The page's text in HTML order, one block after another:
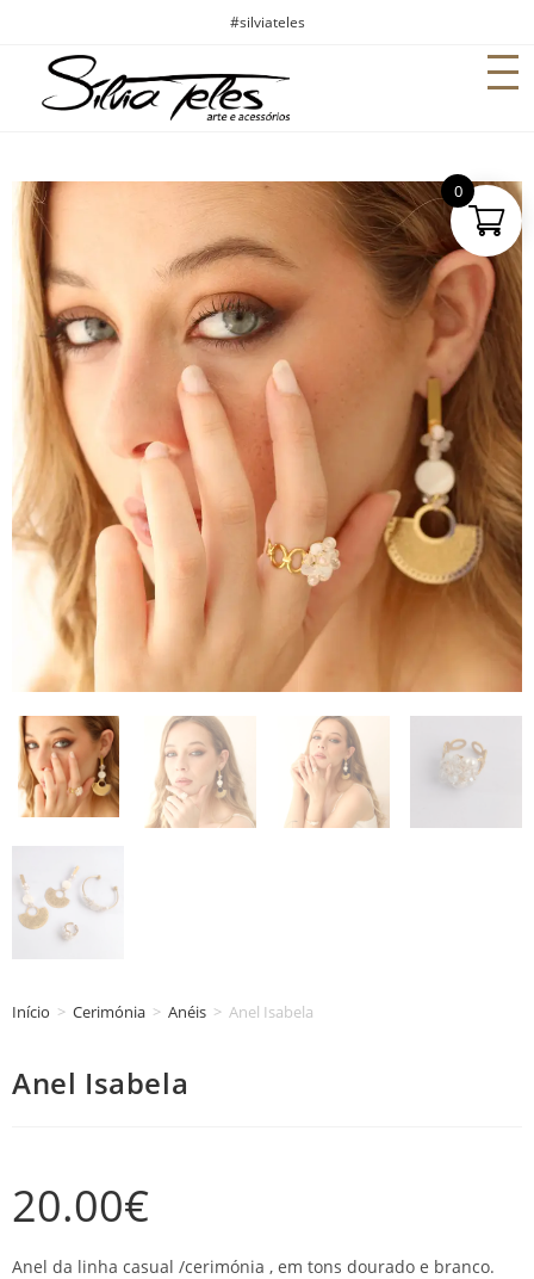
#silviateles
Início > Cerimónia > Anéis > Anel Isabela
Anel Isabela
20.00€
Anel da linha casual /cerimónia , em tons dourado e branco.
0